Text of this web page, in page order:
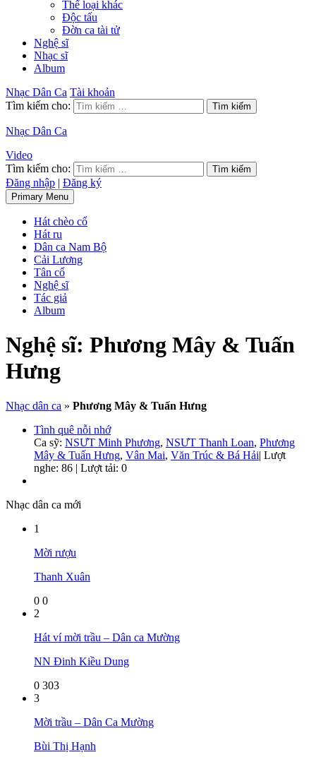
Thể loại khác
Độc tấu
Đờn ca tài tử
Nghệ sĩ
Nhạc sĩ
Album
Nhạc Dân Ca Tài khoản
Tìm kiếm cho:
Nhạc Dân Ca
Video
Tìm kiếm cho:
Đăng nhập | Đăng ký
Primary Menu
Hát chèo cổ
Hát ru
Dân ca Nam Bộ
Cải Lương
Tân cổ
Nghệ sĩ
Tác giả
Album
Nghệ sĩ: Phương Mây & Tuấn
Hưng
Nhạc dân ca » Phương Mây & Tuấn Hưng
Tình quê nỗi nhớ
Ca sỹ: NSƯT Minh Phương, NSƯT Thanh Loan, Phương
Mây & Tuấn Hưng, Vân Mai, Văn Trúc & Bá Hải| Lượt
nghe: 86 | Lượt tải: 0
Nhạc dân ca mới
1
Mời rượu
Thanh Xuân
0 0
2
Hát ví mời trầu – Dân ca Mường
NN Đinh Kiều Dung
0 303
3
Mời trầu – Dân Ca Mường
Bùi Thị Hạnh